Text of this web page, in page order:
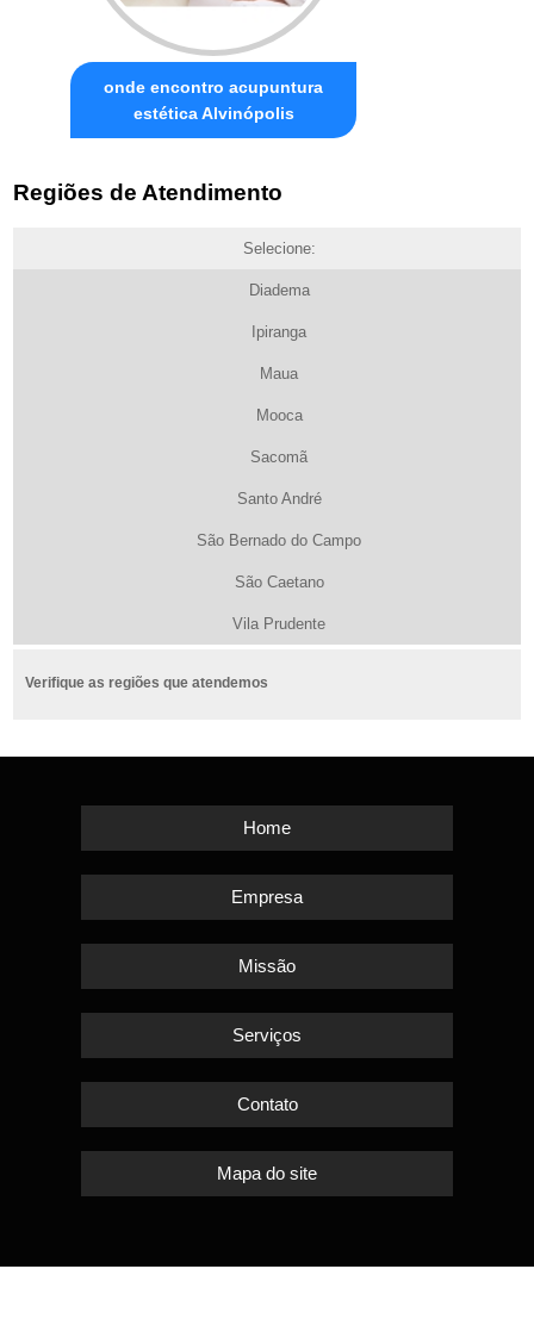
onde encontro acupuntura
estética Alvinópolis
Regiões de Atendimento
Selecione:
Diadema
Ipiranga
Maua
Mooca
Sacomã
Santo André
São Bernado do Campo
São Caetano
Vila Prudente
Verifique as regiões que atendemos
Home
Empresa
Missão
Serviços
Contato
Mapa do site